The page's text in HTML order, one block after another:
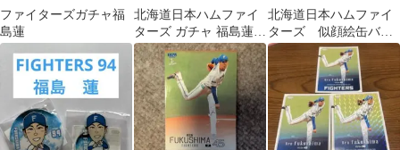
ファイターズガチャ福
島蓮
北海道日本ハムファイ
ターズ ガチャ 福島蓮
缶バッジ
北海道日本ハムファイ
ターズ 似顔絵缶バッ
チ 福島蓮 ガチャガ
チャ